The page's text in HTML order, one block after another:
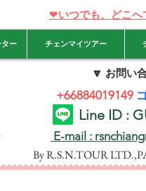
❤いつでも、どこ
ー チェンマイツアー
🔽 お問い
E-mail :
By R.S.N.TOUR
Line ID :
+66884019149